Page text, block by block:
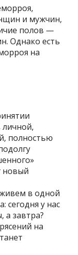
и мужчин,
полов —
Однако есть
на
полностью
новый
в одной
сегодня у нас
а завтра?
на